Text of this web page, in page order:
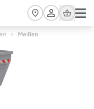
Cart
> Meißen